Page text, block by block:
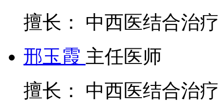
擅长： 中西医结合治
邢玉霞 主任医师
擅长： 中西医结合治